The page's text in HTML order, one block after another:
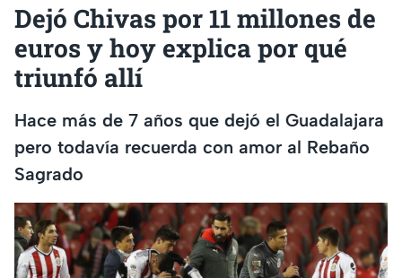
Dejó Chivas por 11 millones de
euros y hoy explica por qué
triunfó allí
Hace más de 7 años que dejó el Guadalajara
pero todavía recuerda con amor al Rebaño
Sagrado